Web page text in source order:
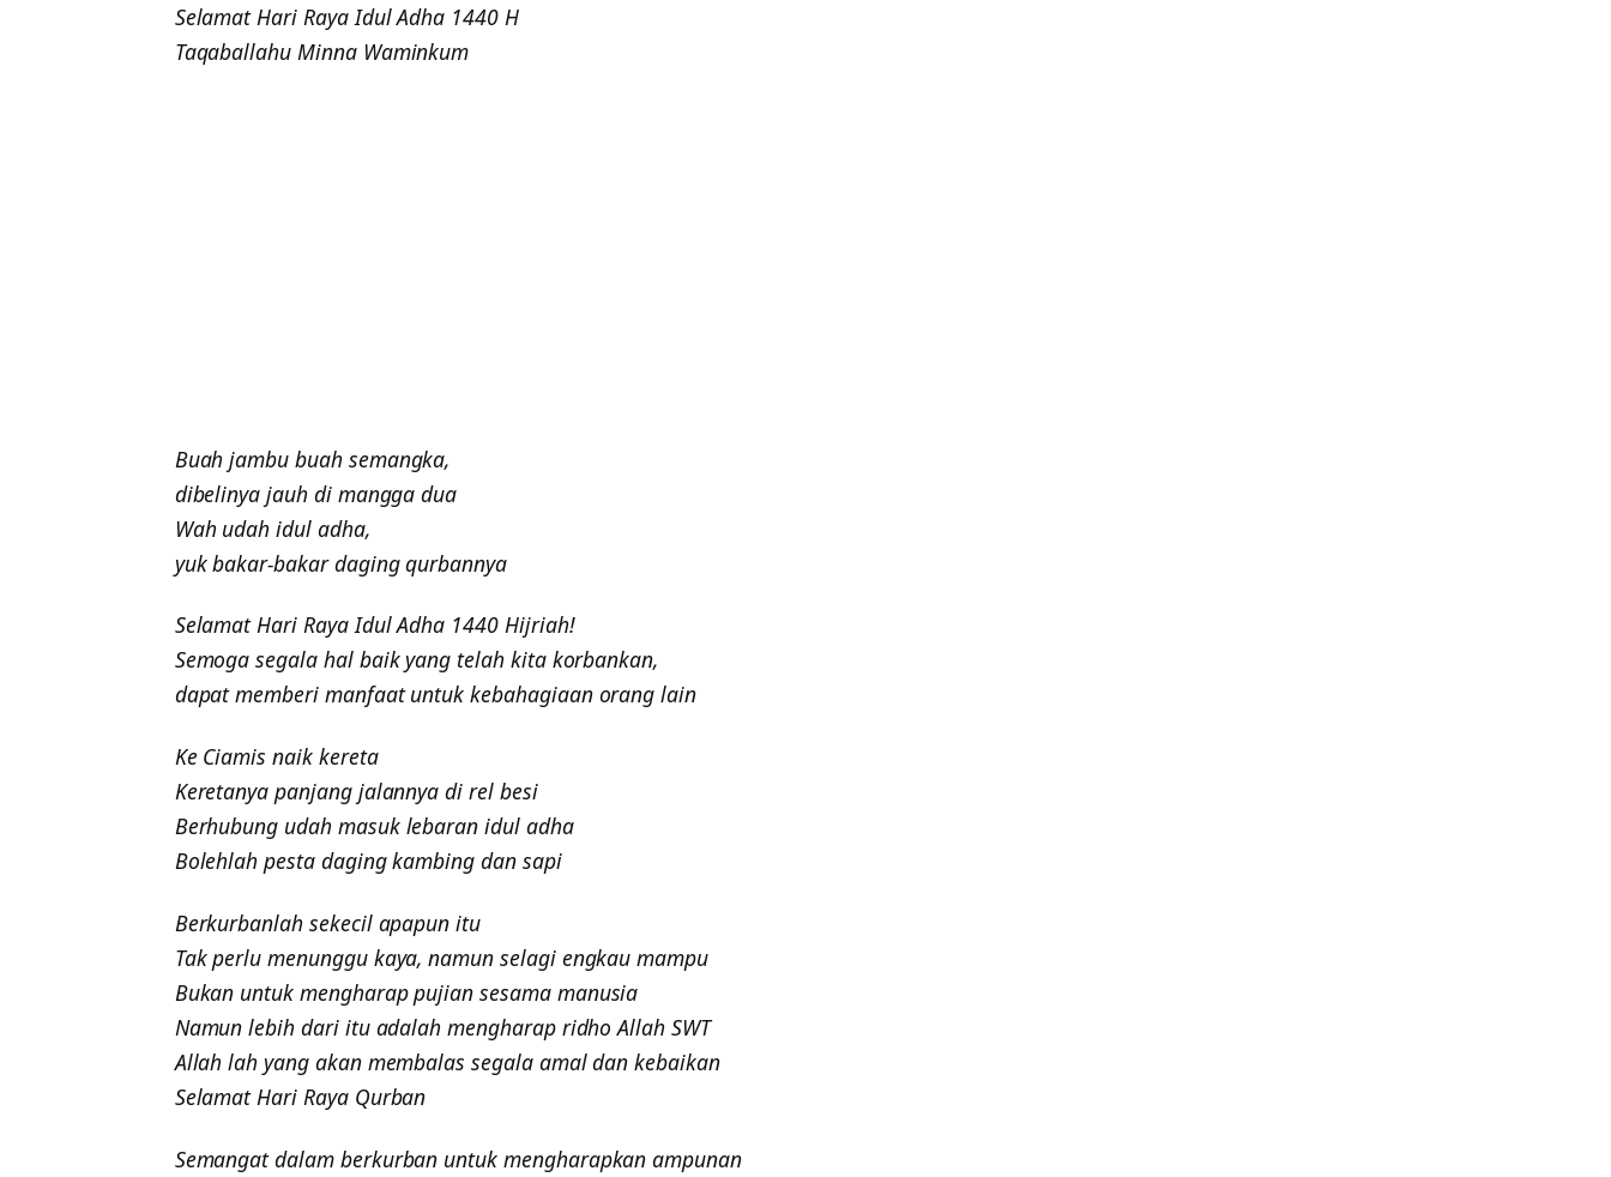
Selamat Hari Raya Idul Adha 1440 H
Taqaballahu Minna Waminkum
Buah jambu buah semangka,
dibelinya jauh di mangga dua
Wah udah idul adha,
yuk bakar-bakar daging qurbannya
Selamat Hari Raya Idul Adha 1440 Hijriah!
Semoga segala hal baik yang telah kita korbankan,
dapat memberi manfaat untuk kebahagiaan orang lain
Ke Ciamis naik kereta
Keretanya panjang jalannya di rel besi
Berhubung udah masuk lebaran idul adha
Bolehlah pesta daging kambing dan sapi
Berkurbanlah sekecil apapun itu
Tak perlu menunggu kaya, namun selagi engkau mampu
Bukan untuk mengharap pujian sesama manusia
Namun lebih dari itu adalah mengharap ridho Allah SWT
Allah lah yang akan membalas segala amal dan kebaikan
Selamat Hari Raya Qurban
Semangat dalam berkurban untuk mengharapkan ampunan